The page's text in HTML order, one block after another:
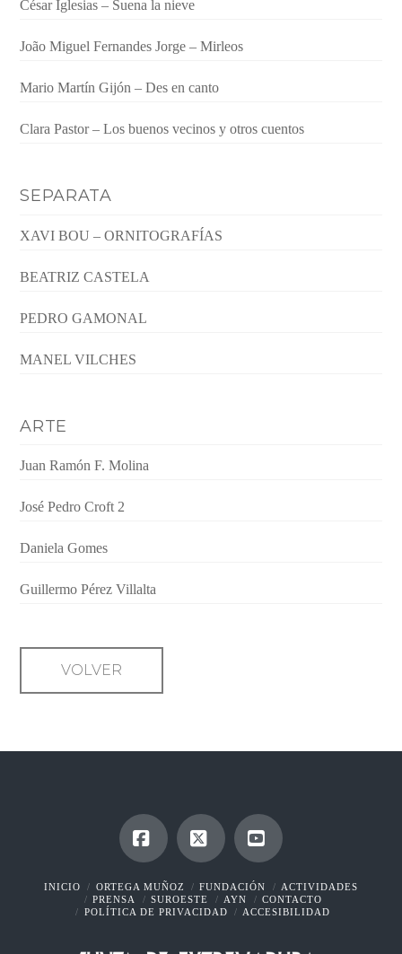
César Iglesias – Suena la nieve
João Miguel Fernandes Jorge – Mirleos
Mario Martín Gijón – Des en canto
Clara Pastor – Los buenos vecinos y otros cuentos
SEPARATA
XAVI BOU – ORNITOGRAFÍAS
BEATRIZ CASTELA
PEDRO GAMONAL
MANEL VILCHES
ARTE
Juan Ramón F. Molina
José Pedro Croft 2
Daniela Gomes
Guillermo Pérez Villalta
VOLVER
Facebook
X YouTube
INICIO ORTEGA MUÑOZ FUNDACIÓN
ACTIVIDADES
PRENSA
SUROESTE AYN
CONTACTO
POLÍTICA DE PRIVACIDAD
ACCESIBILIDAD